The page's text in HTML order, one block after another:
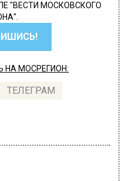
"ВЕСТИ МОСКОВСКОГО
НА МОСРЕГИОН:
ТЕЛЕГРАМ